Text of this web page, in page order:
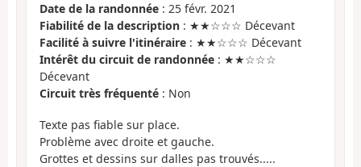
Date de la randonnée : 25 févr. 2021
Fiabilité de la description : ★★☆☆☆ Décevant
Facilité à suivre l'itinéraire : ★★☆☆☆ Décevant
Intérêt du circuit de randonnée : ★★☆☆☆
Décevant
Circuit très fréquenté : Non
Texte pas fiable sur place.
Problème avec droite et gauche.
Grottes et dessins sur dalles pas trouvés.....